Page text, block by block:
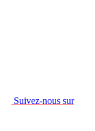
Suivez-nous sur